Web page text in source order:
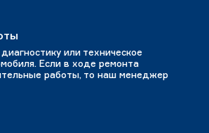
или техническое
Если в ходе ремонта
работы, то наш менеджер